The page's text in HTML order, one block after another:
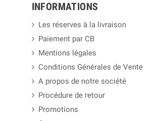
INFORMATIONS
Les réserves à la livraison
Paiement par CB
Mentions légales
Conditions Générales de Vente
A propos de notre société
Procédure de retour
Promotions